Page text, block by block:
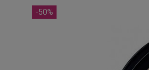
-50%